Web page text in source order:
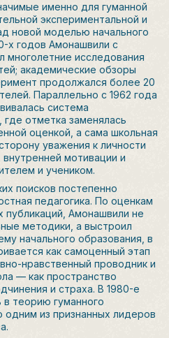
именно для гуманной
экспериментальной и
новой моделью начального
х годов Амонашвили с
многолетние исследования
академические обзоры
продолжался более 20
Параллельно с 1962 года
система
отметка заменялась
оценкой, а сама школьная
уважения к личности
мотивации и
и учеником.
поисков постепенно
педагогика. По оценкам
публикаций, Амонашвили не
методики, а выстроил
начального образования, в
как самоценный этап
нравственный проводник и
— как пространство
и страха. В 1980-е
теорию гуманного
одним из признанных лидеров